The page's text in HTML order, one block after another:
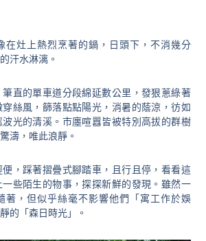
在灶上熱烈烹著的鍋，日頭下，不消幾分
汗水淋漓。
直的單車道分段綿延數公里，發狠蔥綠著
絲風，篩落點點陽光，消暑的蔭涼，彷如
光的清溪。市廛喧囂皆被特別高拔的群樹
濤，唯此浪靜。
，踩著摺疊式腳踏車，且行且停，看看這
些陌生的物事，探探新鮮的發現。雖然一
著，但似乎絲毫不影響他們「寓工作於娛
的「森日時光」。